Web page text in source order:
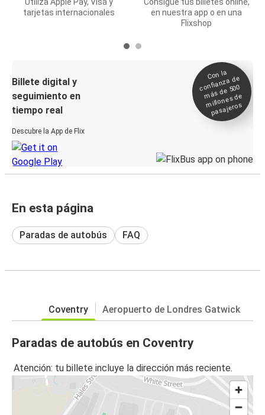
tarjetas internacionales
en nuestra app o en una
Flixshop
Billete digital y
seguimiento en
tiempo real
Descubre la App de Flix
Con la
confianza de
más de 500
millones de
pasajeros
En esta página
Paradas de autobús FAQ
Coventry Aeropuerto de Londres Gatwick
Paradas de autobús en Coventry
Atención: tu billete incluye la dirección más reciente.